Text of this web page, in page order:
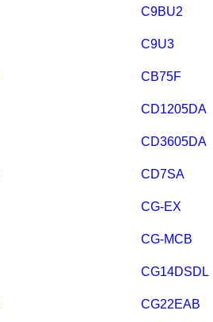
C9BU2
C9U3
CB75F
CD1205DA
CD3605DA
CD7SA
CG-EX
CG-MCB
CG14DSDL
CG22EAB